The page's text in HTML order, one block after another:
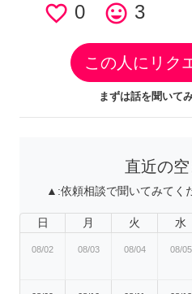
favorite_border 0 tag_faces 3
この人にリク
まずは話を聞いて
直近の
▲:依頼相談で聞いてみてく
日 月 火 水
08/02 08/03 08/04 08/05